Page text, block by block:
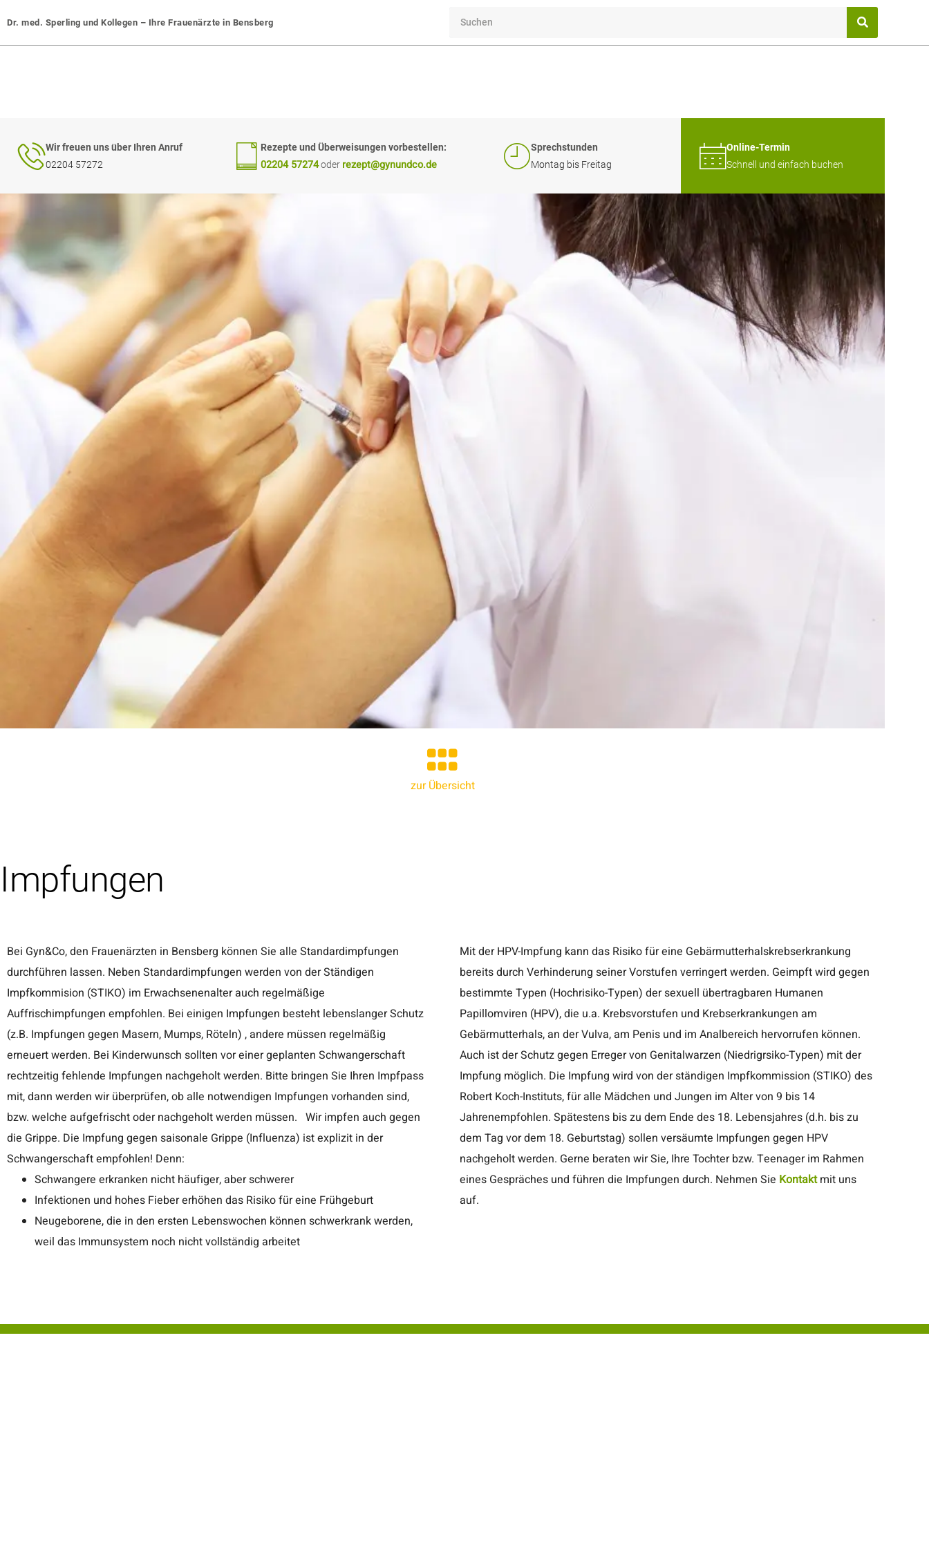
Dr. med. Sperling und Kollegen – Ihre Frauenärzte in Bensberg
Wir freuen uns über Ihren Anruf
02204 57272
Rezepte und Überweisungen vorbestellen:
02204 57274oder rezept@gynundco.de
Sprechstunden
Montag bis Freitag
Online-Termin
Schnell und einfach buchen
zur Übersicht
Impfungen
Bei Gyn&Co, den Frauenärzten in Bensberg können Sie alle Standardimpfungen
durchführen lassen. Neben Standardimpfungen werden von der Ständigen
Impfkommision (STIKO) im Erwachsenenalter auch regelmäßige
Auffrischimpfungen empfohlen. Bei einigen Impfungen besteht lebenslanger Schutz
(z.B. Impfungen gegen Masern, Mumps, Röteln) , andere müssen regelmäßig
erneuert werden. Bei Kinderwunsch sollten vor einer geplanten Schwangerschaft
rechtzeitig fehlende Impfungen nachgeholt werden. Bitte bringen Sie Ihren Impfpass
mit, dann werden wir überprüfen, ob alle notwendigen Impfungen vorhanden sind,
bzw. welche aufgefrischt oder nachgeholt werden müssen. Wir impfen auch gegen
die Grippe. Die Impfung gegen saisonale Grippe (Influenza) ist explizit in der
Schwangerschaft empfohlen! Denn:
Schwangere erkranken nicht häufiger, aber schwerer
Infektionen und hohes Fieber erhöhen das Risiko für eine Frühgeburt
Neugeborene, die in den ersten Lebenswochen können schwerkrank werden,
weil das Immunsystem noch nicht vollständig arbeitet
Mit der HPV-Impfung kann das Risiko für eine Gebärmutterhalskrebserkrankung
bereits durch Verhinderung seiner Vorstufen verringert werden. Geimpft wird gegen
bestimmte Typen (Hochrisiko-Typen) der sexuell übertragbaren Humanen
Papillomviren (HPV), die u.a. Krebsvorstufen und Krebserkrankungen am
Gebärmutterhals, an der Vulva, am Penis und im Analbereich hervorrufen können.
Auch ist der Schutz gegen Erreger von Genitalwarzen (Niedrigrsiko-Typen) mit der
Impfung möglich. Die Impfung wird von der ständigen Impfkommission (STIKO) des
Robert Koch-Instituts, für alle Mädchen und Jungen im Alter von 9 bis 14
Jahrenempfohlen. Spätestens bis zu dem Ende des 18. Lebensjahres (d.h. bis zu
dem Tag vor dem 18. Geburtstag) sollen versäumte Impfungen gegen HPV
nachgeholt werden. Gerne beraten wir Sie, Ihre Tochter bzw. Teenager im Rahmen
eines Gespräches und führen die Impfungen durch. Nehmen Sie Kontaktmit uns
auf.